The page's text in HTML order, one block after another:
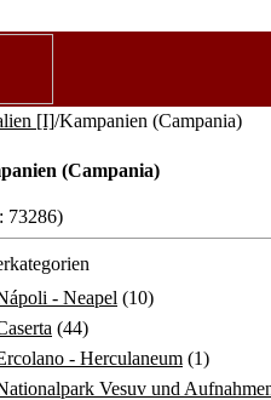
[I]/Kampanien (Campania)
(Campania)
73286)
- Neapel (10)
(44)
- Herculaneum (1)
Vesuv und